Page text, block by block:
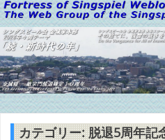
令和新編 シング
音楽・日常生活・写真・ガジ
ト
カテゴリー:脱退5周年記